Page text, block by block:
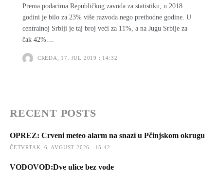
Prema podacima Republičkog zavoda za statistiku, u 2018
godini je bilo za 23% više razvoda nego prethodne godine. U
centralnoj Srbiji je taj broj veći za 11%, a na Jugu Srbije za
čak 42%....
CREDA, 17. JUL 2019 : 14:32
RECENT POSTS
OPREZ: Crveni meteo alarm na snazi u Pčinjskom okrugu
ČETVRTAK, 6. AVGUST 2026 : 15:42
VODOVOD:Dve ulice bez vode